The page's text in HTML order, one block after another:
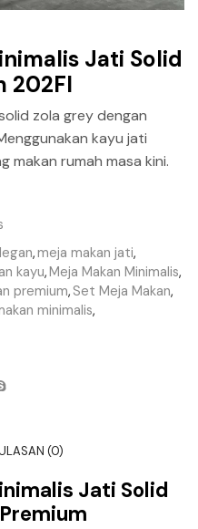
Jati Solid
202FI
zola grey dengan
kayu jati
makan rumah masa kini.
,meja makan jati,
kayu,Meja Makan Minimalis,
premium, Set Meja Makan,
minimalis,
(0)
Jati Solid